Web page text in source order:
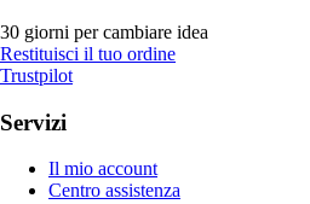
30 giorni per cambiare idea
Restituisci il tuo ordine
Trustpilot
Servizi
Il mio account
Centro assistenza